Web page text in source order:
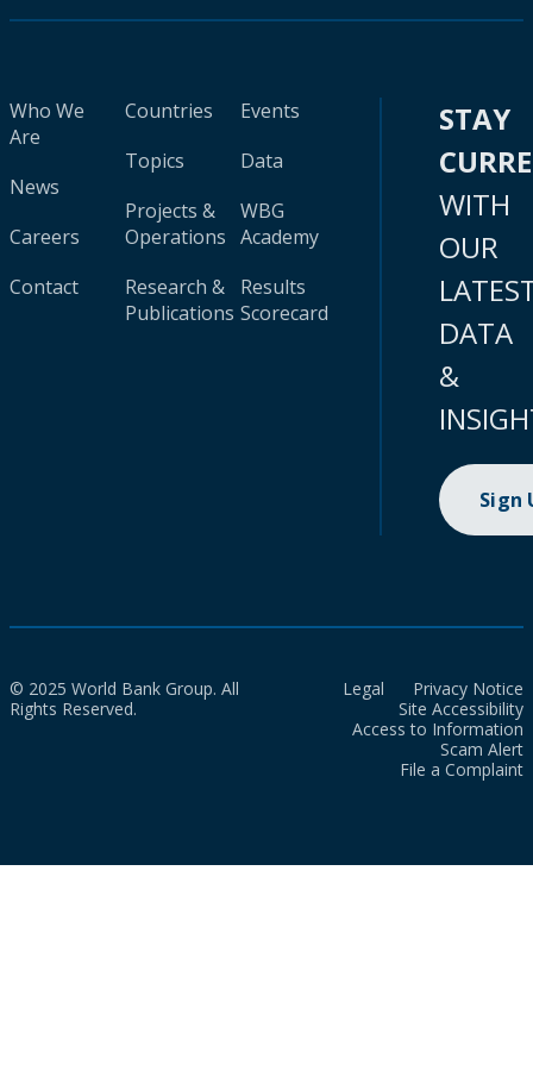
Who We
Are
News
Careers
Contact
Countries
Topics
Projects &
Operations
Research &
Publications
Events
Data
WBG
Academy
Results
Scorecard
STAY
WITH
OUR
DATA
&
Sign
© 2025 World Bank Group. All
Rights Reserved.
Legal
Privacy Notice
Site Accessibility
Access to Information
Scam Alert
File a Complaint